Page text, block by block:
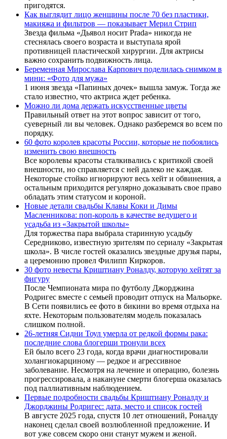
пригодятся.
Как выглядит лицо женщины после 70 без пластики,
макияжа и фильтров — показывает Мерил Стрип
Звезда фильма «Дьявол носит Prada» никогда не
стеснялась своего возраста и выступала ярой
противницей пластической хирургии. Для актрисы
важно сохранить подвижность лица.
Беременная Мирослава Карпович поделилась снимком в
мини: «Фото для мужа»
1 июня звезда «Папиных дочек» вышла замуж. Тогда же
стало известно, что актриса ждет ребенка.
Можно ли дома держать искусственные цветы
Правильный ответ на этот вопрос зависит от того,
суеверный ли вы человек. Однако разберемся во всем по
порядку.
60 фото королев красоты России, которые не побоялись
изменить свою внешность
Все королевы красоты сталкивались с критикой своей
внешности, но справляется с ней далеко не каждая.
Некоторые стойко игнорируют весь хейт и обвинения, а
остальным приходится регулярно доказывать свое право
обладать этим статусом и короной.
Новые детали свадьбы Клавы Коки и Димы
Масленникова: поп-король в качестве ведущего и
усадьба из «Закрытой школы»
Для торжества пара выбрала старинную усадьбу
Середниково, известную зрителям по сериалу «Закрытая
школа». В числе гостей оказались звездные друзья пары,
а церемонию провел Филипп Киркоров.
30 фото невесты Криштиану Роналду, которую хейтят за
фигуру
После Чемпионата мира по футболу Джорджина
Родригес вместе с семьей проводит отпуск на Мальорке.
В Сети появились ее фото в бикини во время отдыха на
яхте. Некоторым пользователям модель показалась
слишком полной.
26-летняя Сидни Тоул умерла от редкой формы рака:
последние слова блогерши тронули всех
Ей было всего 23 года, когда врачи диагностировали
холангиокарциному — редкое и агрессивное
заболевание. Несмотря на лечение и операцию, болезнь
прогрессировала, а накануне смерти блогерша оказалась
под паллиативным наблюдением.
Первые подробности свадьбы Криштиану Роналду и
Джорджины Родригес: дата, место и список гостей
В августе 2025 года, спустя 10 лет отношений, Роналду
наконец сделал своей возлюбленной предложение. И
вот уже совсем скоро они станут мужем и женой.